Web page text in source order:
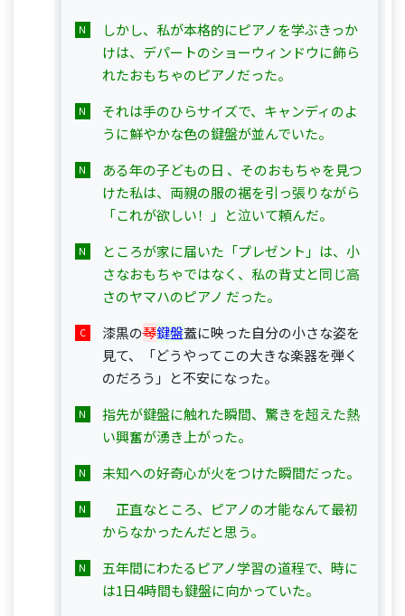
しかし、私が本格的にピアノを学ぶきっか
けは、デパートのショーウィンドウに飾ら
れたおもちゃのピアノだった。
それは手のひらサイズで、キャンディのよ
うに鮮やかな色の鍵盤が並んでいた。
ある年の子どもの日 、そのおもちゃを見つ
けた私は、両親の服の裾を引っ張りながら
「これが欲しい！」と泣いて頼んだ。
ところが家に届いた「プレゼント」は、小
さなおもちゃではなく、私の背丈と同じ高
さのヤマハのピアノ だった。
漆黒の琴鍵盤蓋に映った自分の小さな姿を
見て、「どうやってこの大きな楽器を弾く
のだろう」と不安になった。
指先が鍵盤に触れた瞬間、驚きを超えた熱
い興奮が湧き上がった。
未知への好奇心が火をつけた瞬間だった。
正直なところ、ピアノの才能なんて最初
からなかったんだと思う。
五年間にわたるピアノ学習の道程で、時に
は1日4時間も鍵盤に向かっていた。